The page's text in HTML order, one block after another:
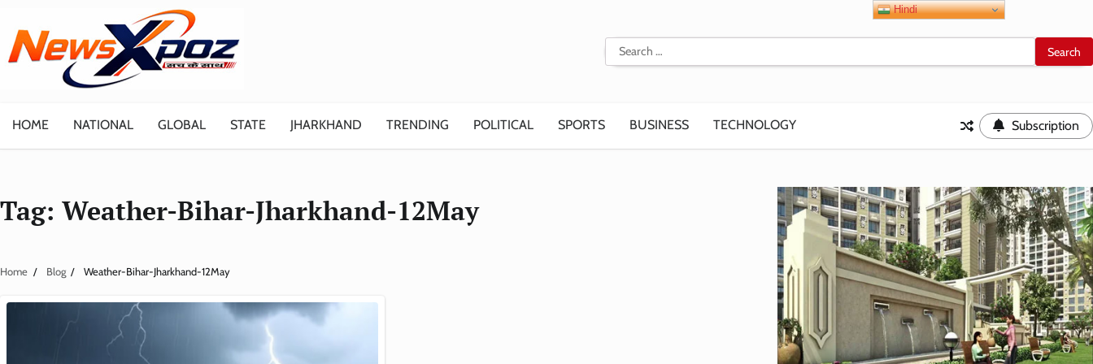
content
Search
for:
HOME NATIONAL GLOBAL STATE JHARKHAND TRENDING POLITICAL SPORTS BUSINESS TECHNOLOGY Subscription
Tag: Weather-Bihar-Jharkhand-12May
Home Blog Weather-Bihar-Jharkhand-12May
Hindi